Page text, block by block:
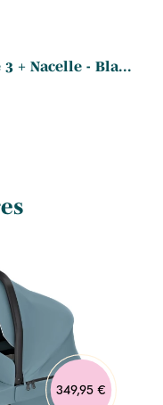
+ Nacelle - Bla...
349,95 €